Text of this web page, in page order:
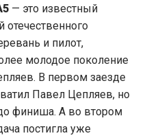
— это известный
и пилот,
молодое поколение
В первом заезде
Павел Цепляев, но
финиша. А во втором
постигла уже